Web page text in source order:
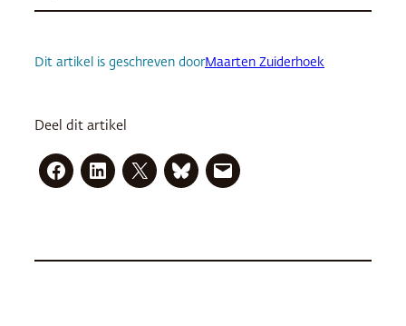
Dit artikel is geschreven doorMaarten Zuiderhoek
Deel dit artikel